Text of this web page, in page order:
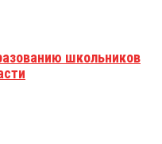
школьников